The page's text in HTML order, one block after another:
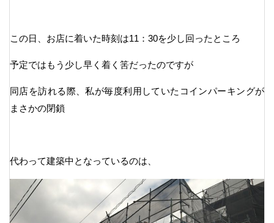
この日、お店に着いた時刻は11：30を少し回ったところ
予定ではもう少し早く着く筈だったのですが
同店を訪れる際、私が毎度利用していたコインパーキングが
まさかの閉鎖
代わって建築中となっているのは、